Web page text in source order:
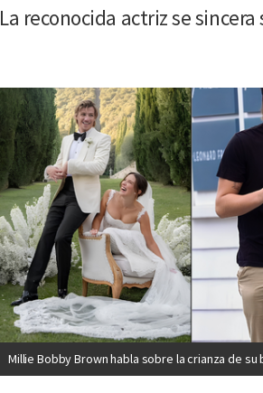
La reconocida actriz se
Millie Bobby Brown habla sobre la crianza de su